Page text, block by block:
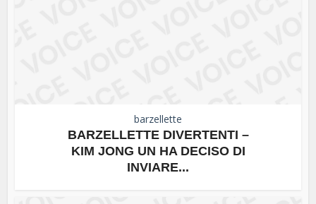
barzellette
BARZELLETTE DIVERTENTI –
KIM JONG UN HA DECISO DI
INVIARE...